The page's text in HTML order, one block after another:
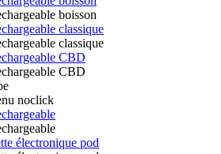
boisson
classique
classique
CBD
CBD
noclick
électronique pod